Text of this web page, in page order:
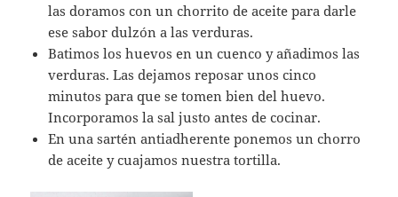
las doramos con un chorrito de aceite para darle
ese sabor dulzón a las verduras.
Batimos los huevos en un cuenco y añadimos las
verduras. Las dejamos reposar unos cinco
minutos para que se tomen bien del huevo.
Incorporamos la sal justo antes de cocinar.
En una sartén antiadherente ponemos un chorro
de aceite y cuajamos nuestra tortilla.